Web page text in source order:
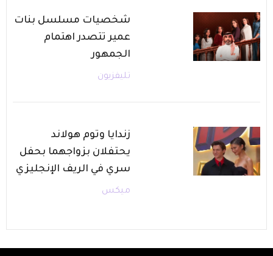
شخصيات مسلسل بنات
عمير تتصدر اهتمام
الجمهور
تليفزيون
زندايا وتوم هولاند
يحتفلان بزواجهما بحفل
سري في الريف الإنجليزي
ميكس